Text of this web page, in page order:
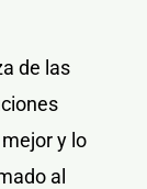
de las
y lo
al